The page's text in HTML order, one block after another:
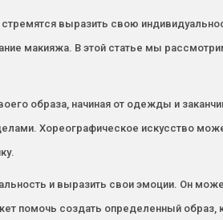
выразить свою
макияжа. В этой статье мы
образа, начиная от одежды и
Хореографическое искусство
и выразить свои эмоции. Он
помочь создать определенный образ,